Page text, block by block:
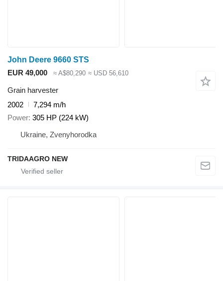
John Deere 9660 STS
EUR 49,000
≈ A$80,290 ≈ USD 56,610
Grain harvester
2002
7,294 m/h
Power 305 HP (224 kW)
Ukraine, Zvenyhorodka
TRIDAAGRO NEW